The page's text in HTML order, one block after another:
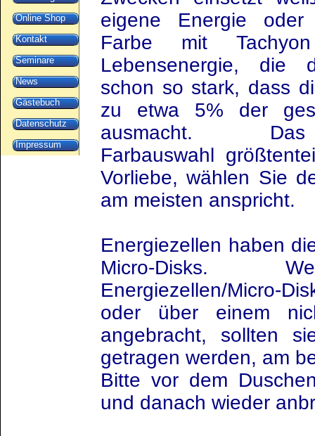
Online Shop
Kontakt
Seminare
News
Gästebuch
Datenschutz
Impressum
eigene Energie
Farbe mit
Lebensenergie, die
schon so stark, dass
zu etwa 5% der
ausmacht.
Farbauswahl
Vorliebe, wählen Sie
am meisten anspricht.
Energiezellen haben
Micro-Disks.
Energiezellen/Micro-
oder über einem
angebracht, sollten
getragen werden, am
Bitte vor dem
und danach wieder